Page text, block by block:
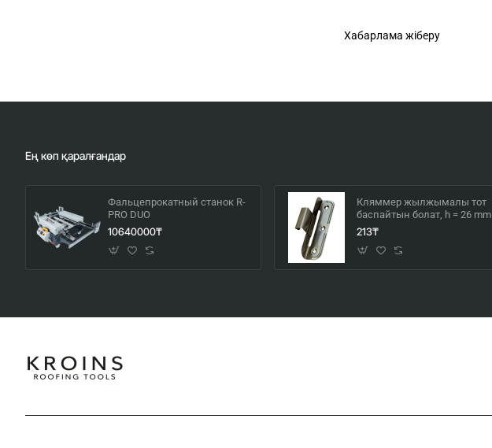
Хабарлама жіберу
Ең көп қаралғандар
Фальцепрокатный станок R-
PRO DUO
10640000₸
Кляммер жылжымалы тот
баспайтын болат, h = 26 mm
фальц
213₸